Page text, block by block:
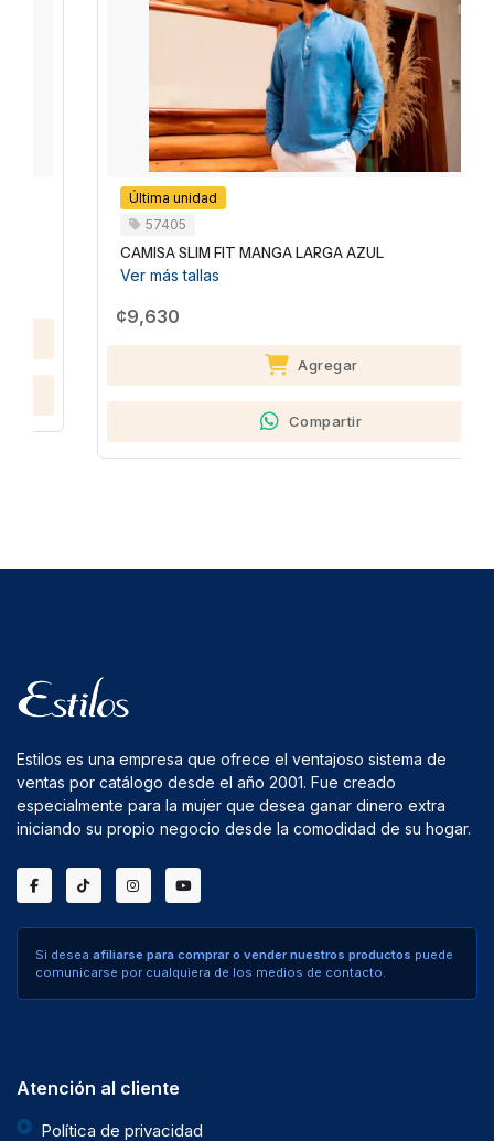
Última unidad
CAMISA SLIM FIT MANGA LARGA AZUL
Ver más tallas
¢9,630
Agregar
Compartir
Estilos es una empresa que ofrece el ventajoso sistema de
ventas por catálogo desde el año 2001. Fue creado
especialmente para la mujer que desea ganar dinero extra
iniciando su propio negocio desde la comodidad de su hogar.
Si desea afiliarse para comprar o vender nuestros productos puede
comunicarse por cualquiera de los medios de contacto.
Atención al cliente
Política de privacidad